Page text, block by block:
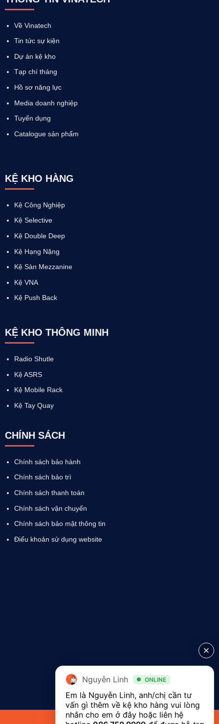
Về Vinatech
Tin tức sự kiện
Dự án kệ kho
Tạp chí tháng
Hồ sơ năng lực
Media doanh nghiệp
Tuyển dụng
Catalogue sản phẩm
KỆ KHO HÀNG
Kệ Công Nghiệp
Kệ Selective
Kệ Double Deep
Kệ Hạng Nặng
Kệ Sàn Mezzanine
Kệ VNA
Kệ Push Back
KỆ KHO THÔNG MINH
Radio Shutle
Kệ ASRS
Kệ Mobile Rack
Kệ Tay Quay
CHÍNH SÁCH
Chính sách bảo hành
Chính sách bảo trì
Chính sách thanh toán
Chính sách vận chuyển
Chính sách bảo mật thông tin
Điểu khoản sử dụng website
Copyright 2026 ©Vinatech Group
Nguyễn Linh ONLINE
Em là Nguyễn Linh, anh/chị cần tư
vấn gì thêm về kệ kho hàng vui lòng
nhắn cho em ở đây hoặc liên hệ